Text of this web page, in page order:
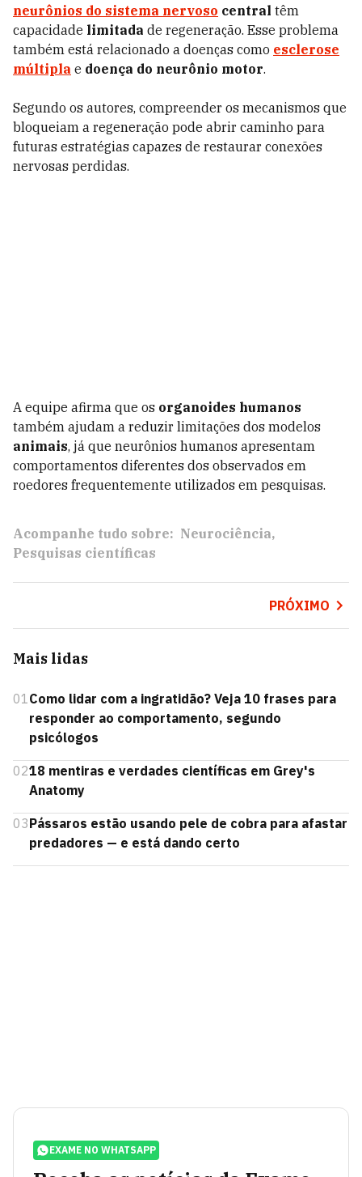
neurônios do sistema nervoso central têm
capacidade limitada de regeneração. Esse problema
também está relacionado a doenças como esclerose
múltipla e doença do neurônio motor.
Segundo os autores, compreender os mecanismos que
bloqueiam a regeneração pode abrir caminho para
futuras estratégias capazes de restaurar conexões
nervosas perdidas.
A equipe afirma que os organoides humanos
também ajudam a reduzir limitações dos modelos
animais, já que neurônios humanos apresentam
comportamentos diferentes dos observados em
roedores frequentemente utilizados em pesquisas.
Acompanhe tudo sobre: Neurociência
Pesquisas científicas
PRÓXIMO
Mais lidas
01Como lidar com a ingratidão? Veja 10 frases para
responder ao comportamento, segundo
psicólogos
0218 mentiras e verdades científicas em Grey's
Anatomy
03Pássaros estão usando pele de cobra para afastar
predadores — e está dando certo
EXAME NO WHATSAPP